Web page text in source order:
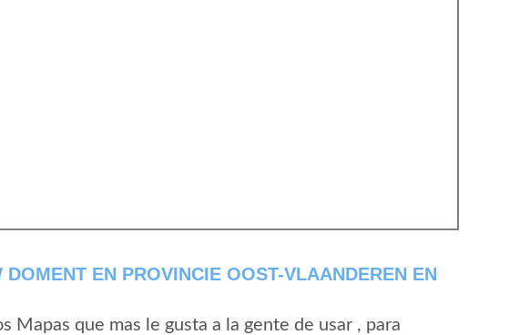
EN PROVINCIE OOST-VLAANDEREN EN
Mapas que mas le gusta a la gente de usar , para